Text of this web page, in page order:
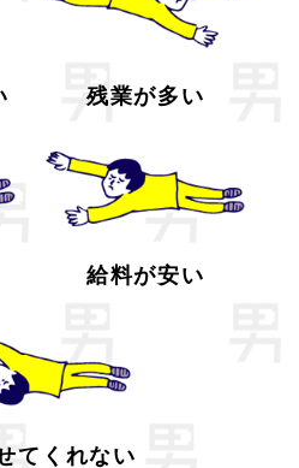
残業が多い
給料が安い
てくれない